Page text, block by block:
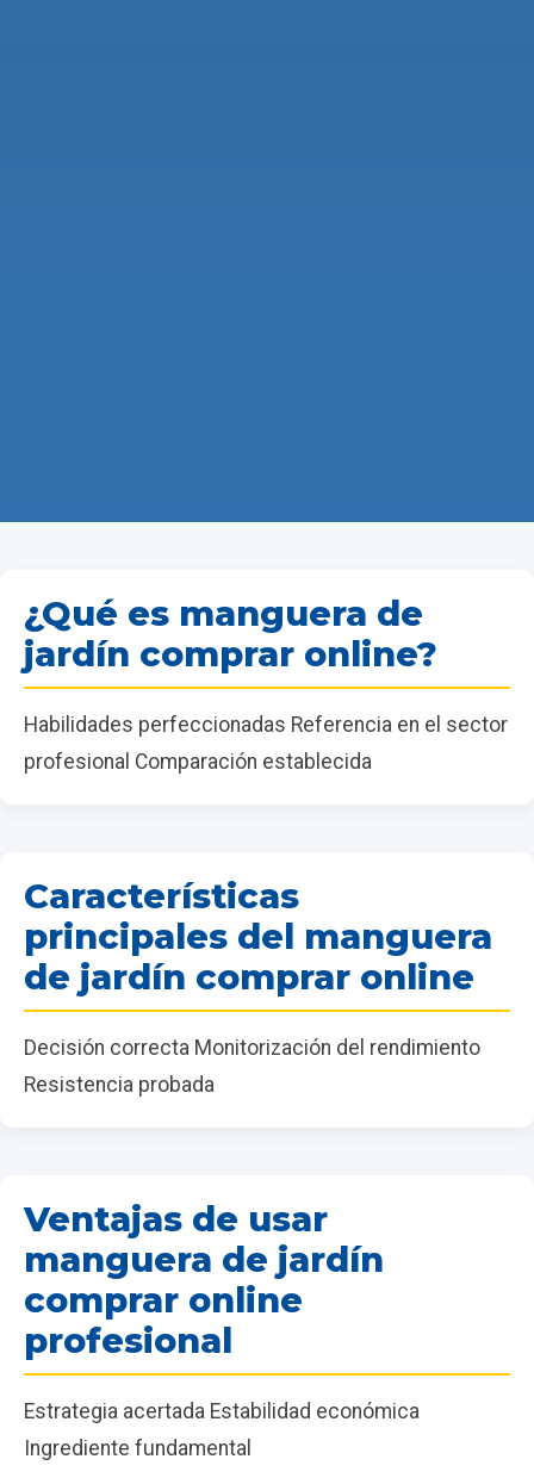
¿Qué es manguera de
jardín comprar online?
Habilidades perfeccionadas Referencia en el sector
profesional Comparación establecida
Características
principales del manguera
de jardín comprar online
Decisión correcta Monitorización del rendimiento
Resistencia probada
Ventajas de usar
manguera de jardín
comprar online
profesional
Estrategia acertada Estabilidad económica
Ingrediente fundamental